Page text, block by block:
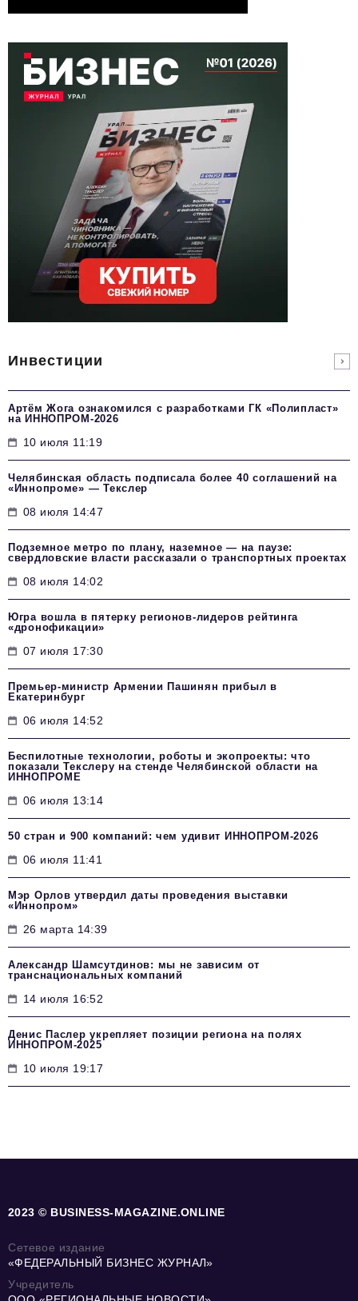
Инвестиции
Артём Жога ознакомился с разработками ГК «Полипласт»
на ИННОПРОМ-2026
10 июля 11:19
Челябинская область подписала более 40 соглашений на
«Иннопроме» — Текслер
08 июля 14:47
Подземное метро по плану, наземное — на паузе:
свердловские власти рассказали о транспортных проектах
08 июля 14:02
Югра вошла в пятерку регионов-лидеров рейтинга
«дронофикации»
07 июля 17:30
Премьер-министр Армении Пашинян прибыл в
Екатеринбург
06 июля 14:52
Беспилотные технологии, роботы и экопроекты: что
показали Текслеру на стенде Челябинской области на
ИННОПРОМЕ
06 июля 13:14
50 стран и 900 компаний: чем удивит ИННОПРОМ‑2026
06 июля 11:41
Мэр Орлов утвердил даты проведения выставки
«Иннопром»
26 марта 14:39
Александр Шамсутдинов: мы не зависим от
транснациональных компаний
14 июля 16:52
Денис Паслер укрепляет позиции региона на полях
ИННОПРОМ-2025
10 июля 19:17
2023 © BUSINESS-MAGAZINE.ONLINE
Сетевое издание
«ФЕДЕРАЛЬНЫЙ БИЗНЕС ЖУРНАЛ»
Учредитель